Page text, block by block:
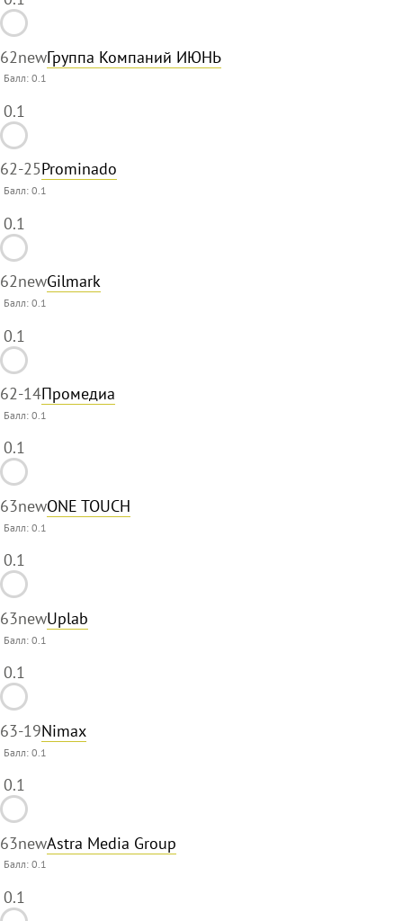
62newГруппа Компаний ИЮНЬ
Балл:0.1
0.1
62-25Prominado
Балл:0.1
0.1
62newGilmark
Балл:0.1
0.1
62-14Промедиа
Балл:0.1
0.1
63newONE TOUCH
Балл:0.1
0.1
63newUplab
Балл:0.1
0.1
63-19Nimax
Балл:0.1
0.1
63newAstra Media Group
Балл:0.1
0.1